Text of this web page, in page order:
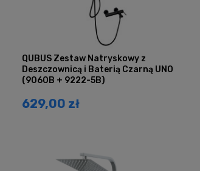
QUBUS Zestaw Natryskowy z
Deszczownicą i Baterią Czarną UNO
(9060B + 9222-5B)
629,00 zł